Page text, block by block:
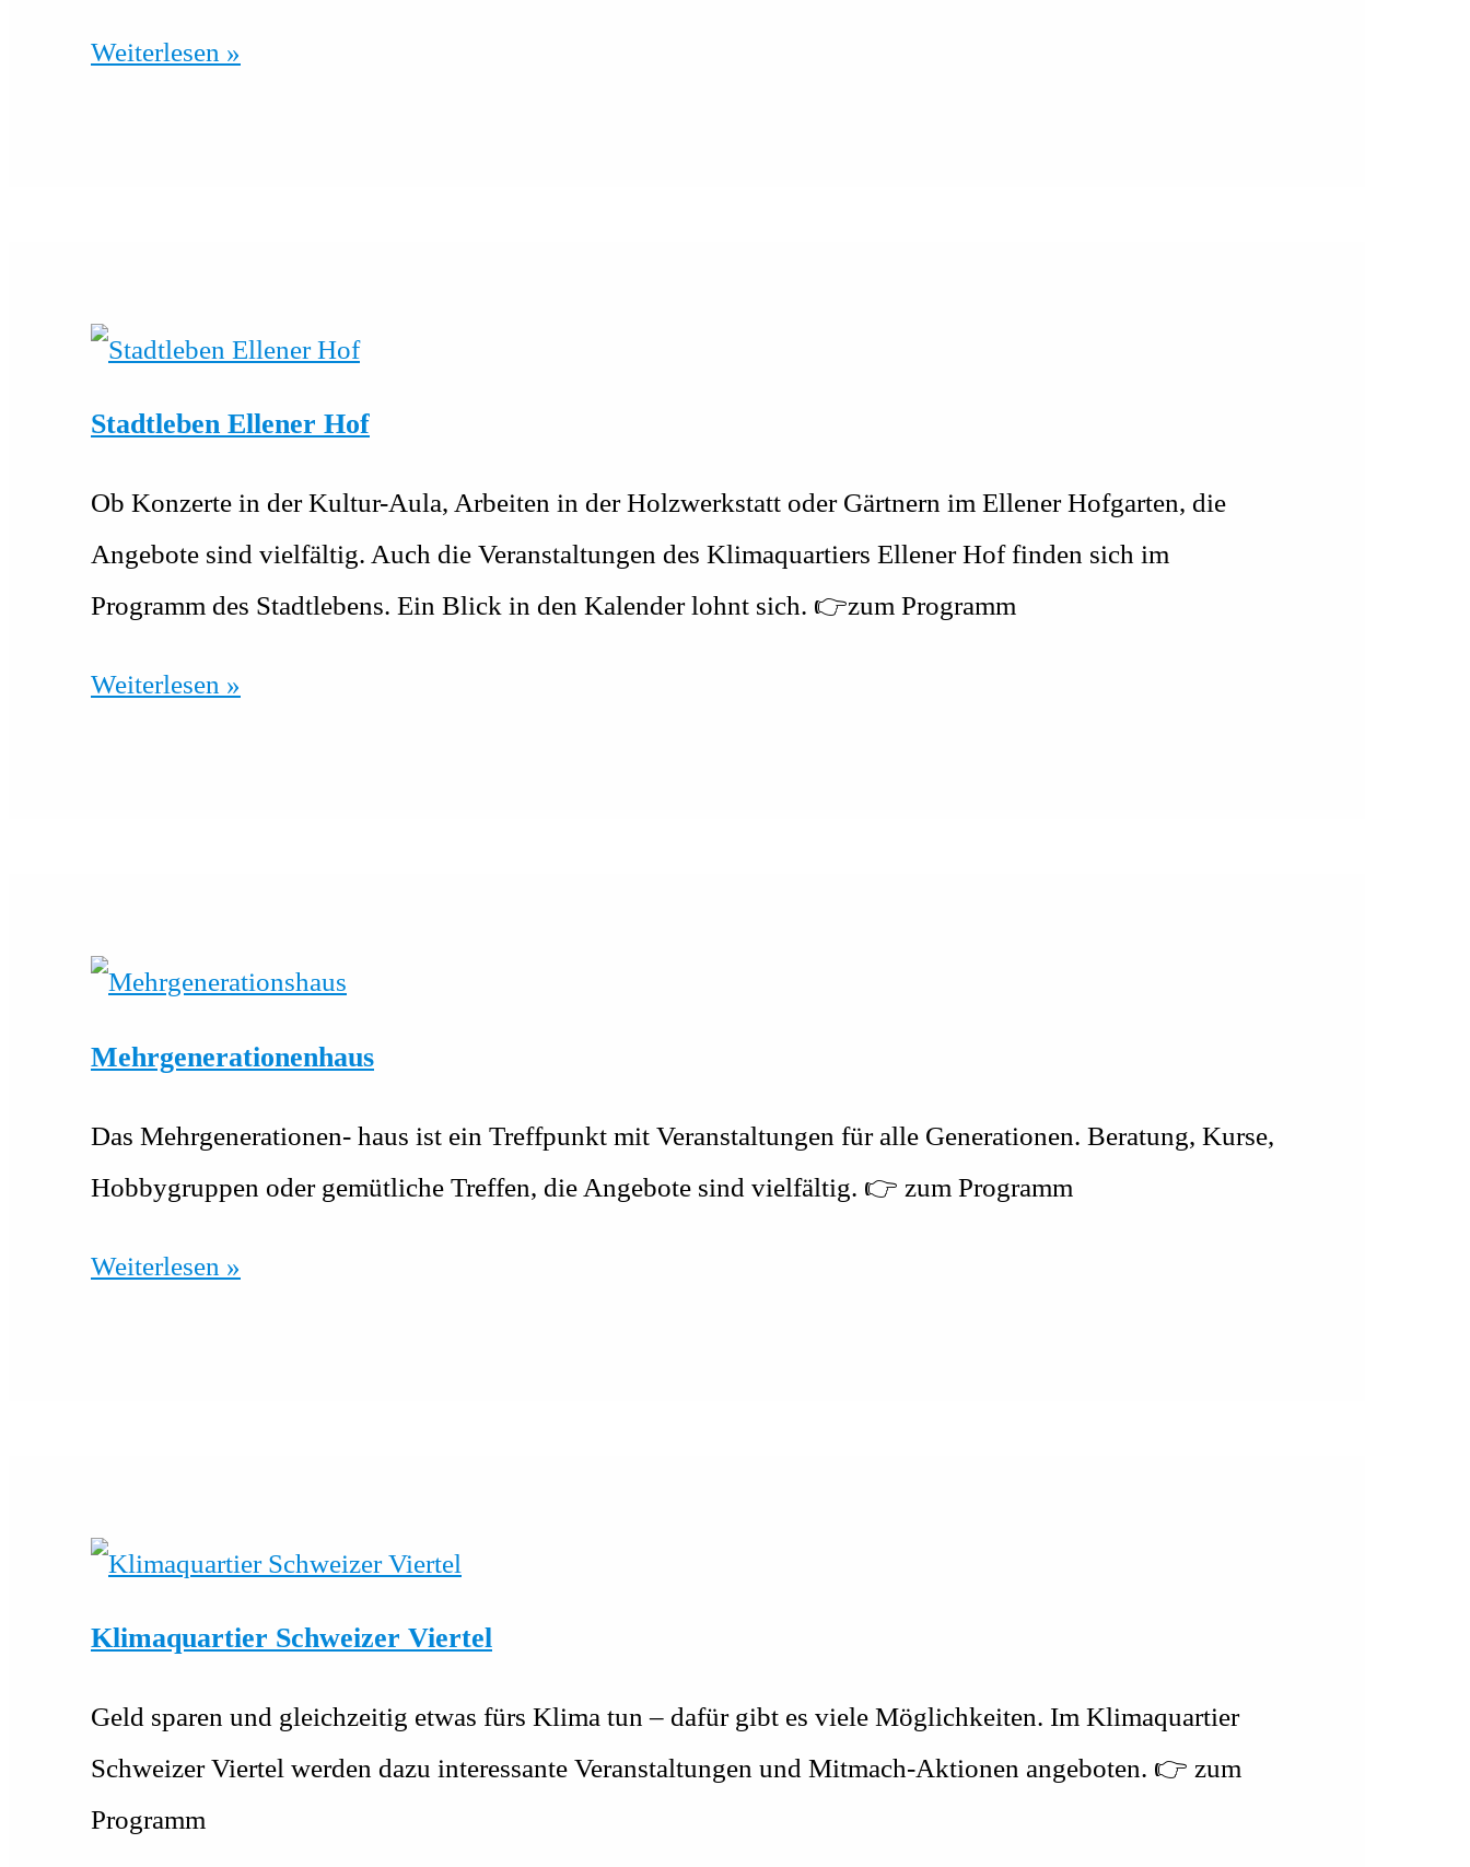
Gesundheitswerkstatt
Weiterlesen »
Stadtleben Ellener Hof
Ob Konzerte in der Kultur-Aula, Arbeiten in der Holzwerkstatt oder Gärtnern im Ellener Hofgarten, die
Angebote sind vielfältig. Auch die Veranstaltungen des Klimaquartiers Ellener Hof finden sich im
Programm des Stadtlebens. Ein Blick in den Kalender lohnt sich. 👉zum Programm
Stadtleben
Weiterlesen »
Mehrgenerationenhaus
Das Mehrgenerationen- haus ist ein Treffpunkt mit Veranstaltungen für alle Generationen. Beratung, Kurse,
Hobbygruppen oder gemütliche Treffen, die Angebote sind vielfältig. 👉 zum Programm
Mehrgenerationenhaus
Weiterlesen »
Klimaquartier Schweizer Viertel
Geld sparen und gleichzeitig etwas fürs Klima tun – dafür gibt es viele Möglichkeiten. Im Klimaquartier
Schweizer Viertel werden dazu interessante Veranstaltungen und Mitmach-Aktionen angeboten. 👉 zum
Programm